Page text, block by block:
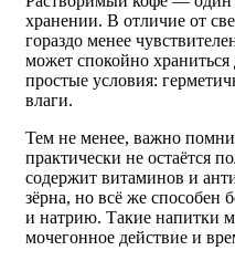
хранении. В отличие от
гораздо менее
может спокойно храниться
простые условия:
влаги.
Тем не менее, важно
практически не остаётся
содержит витаминов и
зёрна, но всё же способен
и натрию. Такие напитки
мочегонное действие и